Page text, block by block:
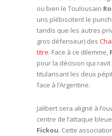
ou bien le Toulousain
uns plébiscitent le
tandis que les autres
gros défenseur) des
titre. Face à ce dilemme,
pour la décision qui
titularisant les deux
face à l’Argentine.
Jalibert sera aligné à
centre de l’attaque
Fickou. Cette